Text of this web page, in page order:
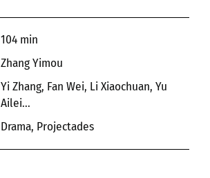
104 min
Zhang Yimou
Yi Zhang, Fan Wei, Li Xiaochuan, Yu
Ailei...
Drama, Projectades